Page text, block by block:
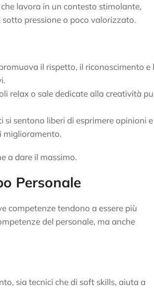
lavora in un contesto stimolante,
pressione o poco valorizzato.
il rispetto, il riconoscimento e
relax o sale dedicate alla creatività
si sentono liberi di esprimere opinioni e
miglioramento.
a dare il massimo.
Personale
competenze tendono a essere più
del personale, ma anche
sia tecnici che di soft skills, aiuta a